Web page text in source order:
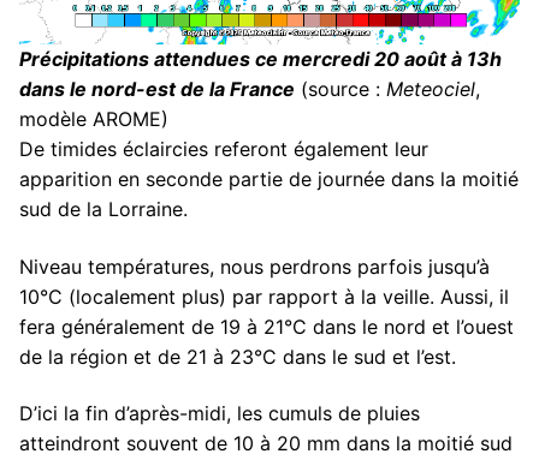
Précipitations attendues ce mercredi 20 août à 13h
dans le nord-est de la France (source : Meteociel,
modèle AROME)
De timides éclaircies referont également leur
apparition en seconde partie de journée dans la moitié
sud de la Lorraine.
Niveau températures, nous perdrons parfois jusqu’à
10°C (localement plus) par rapport à la veille. Aussi, il
fera généralement de 19 à 21°C dans le nord et l’ouest
de la région et de 21 à 23°C dans le sud et l’est.
D’ici la fin d’après-midi, les cumuls de pluies
atteindront souvent de 10 à 20 mm dans la moitié sud